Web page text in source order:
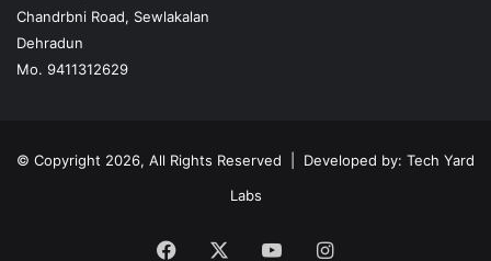
Chandrbni Road, Sewlakalan
Dehradun
Mo. 9411312629
© Copyright 2026, All Rights Reserved | Developed by: Tech Yard
Labs
Facebook YouTubeInstagram